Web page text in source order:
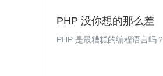
PHP 没你想的那么差
PHP 是最糟糕的编程语言吗？